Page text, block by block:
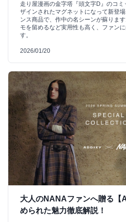
走り屋漫画の金字塔『頭文字D』のコ
ザインされたマグネットになって新登
ンス商品で、作中の名シーンが蘇りま
モを留めるなど実用性も高く、ファン
す。
2026/01/20
大人のNANAファンへ贈る【
められた魅力徹底解説！